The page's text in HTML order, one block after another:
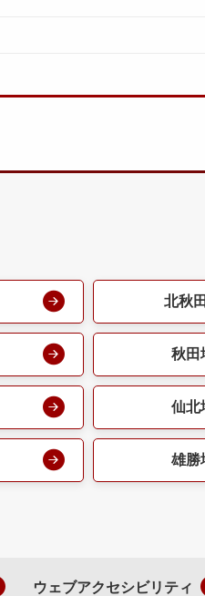
北秋
秋田
仙北
雄勝
ウェブアクセシビリティ